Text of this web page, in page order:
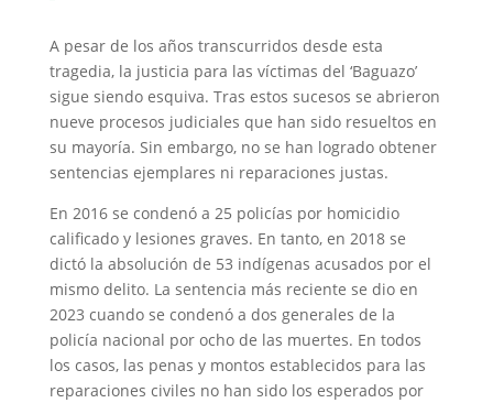
A pesar de los años transcurridos desde esta
tragedia, la justicia para las víctimas del ‘Baguazo’
sigue siendo esquiva. Tras estos sucesos se abrieron
nueve procesos judiciales que han sido resueltos en
su mayoría. Sin embargo, no se han logrado obtener
sentencias ejemplares ni reparaciones justas.
En 2016 se condenó a 25 policías por homicidio
calificado y lesiones graves. En tanto, en 2018 se
dictó la absolución de 53 indígenas acusados por el
mismo delito. La sentencia más reciente se dio en
2023 cuando se condenó a dos generales de la
policía nacional por ocho de las muertes. En todos
los casos, las penas y montos establecidos para las
reparaciones civiles no han sido los esperados por